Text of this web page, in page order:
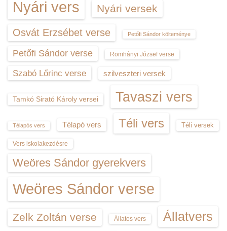
Nyári vers Nyári versek
Osvát Erzsébet verse Petőfi Sándor költeménye
Petőfi Sándor verse Romhányi József verse
Szabó Lőrinc verse szilveszteri versek
Tamkó Sirató Károly versei Tavaszi vers
Télapós vers Télapó vers Téli vers Téli versek
Vers iskolakezdésre
Weöres Sándor gyerekvers
Weöres Sándor verse
Zelk Zoltán verse Állatos vers Állatvers